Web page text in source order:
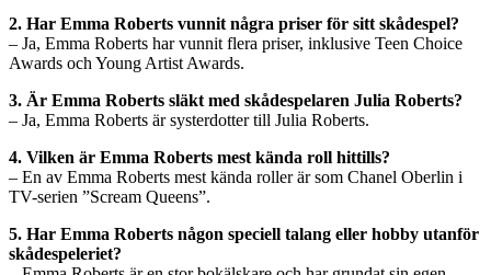
2. Har Emma Roberts vunnit några priser för sitt skådespel?
– Ja, Emma Roberts har vunnit flera priser, inklusive Teen Choice
Awards och Young Artist Awards.
3. Är Emma Roberts släkt med skådespelaren Julia Roberts?
– Ja, Emma Roberts är systerdotter till Julia Roberts.
4. Vilken är Emma Roberts mest kända roll hittills?
– En av Emma Roberts mest kända roller är som Chanel Oberlin i
TV-serien ”Scream Queens”.
5. Har Emma Roberts någon speciell talang eller hobby utanför
skådespeleriet?